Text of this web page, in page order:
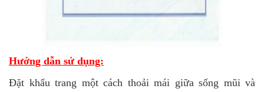
Hướng dẫn sử dụng:
Đặt khẩu trang một cách thoải mái giữa sống mũi và